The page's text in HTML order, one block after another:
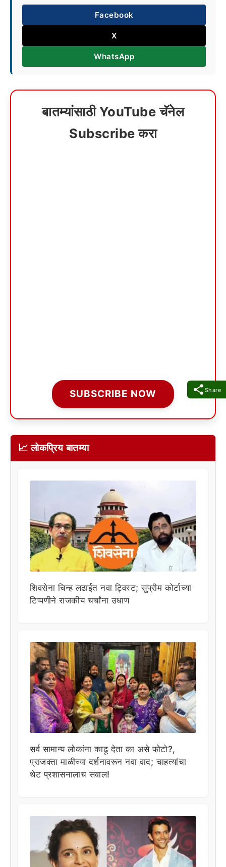
Share
Facebook
X
WhatsApp
बातम्यांसाठी YouTube चॅनेल
Subscribe करा
SUBSCRIBE NOW
📈 लोकप्रिय बातम्या
शिवसेना चिन्ह लढाईत नवा ट्विस्ट; सुप्रीम कोर्टाच्या
टिप्पणीने राजकीय चर्चांना उधाण
सर्व सामान्य लोकांना काढू देता का असे फोटो?,
प्राजक्ता माळीच्या दर्शनावरून नवा वाद; चाहत्यांचा
थेट प्रशासनालाच सवाल!